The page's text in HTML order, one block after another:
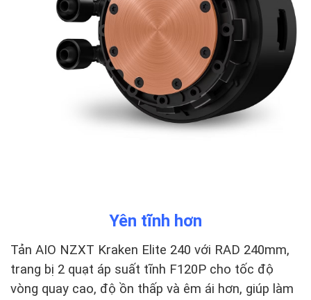
Yên tĩnh hơn
Tản AIO NZXT Kraken Elite 240 với RAD 240mm,
trang bị 2 quạt áp suất tĩnh F120P cho tốc độ
vòng quay cao, độ ồn thấp và êm ái hơn, giúp làm